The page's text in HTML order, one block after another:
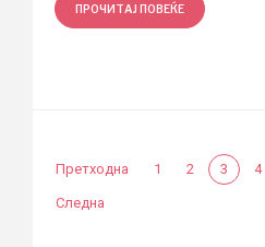
ПРОЧИТАЈ ПОВЕЌЕ
Претходна 1 2 3 4
Следна